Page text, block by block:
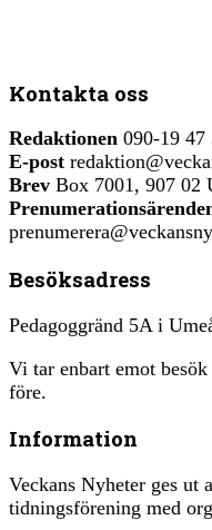
Kontakta oss
Redaktionen 090-19 47
E-post
Brev Box 7001, 907 02
Besöksadress
Pedagoggränd 5A i
Vi tar enbart emot
före.
Information
Veckans Nyheter ges ut
tidningsförening med